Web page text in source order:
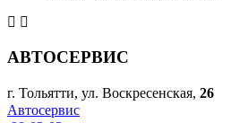
АВТОСЕРВИС
г. Тольятти, ул. Воскресенская, 26
Автосервис